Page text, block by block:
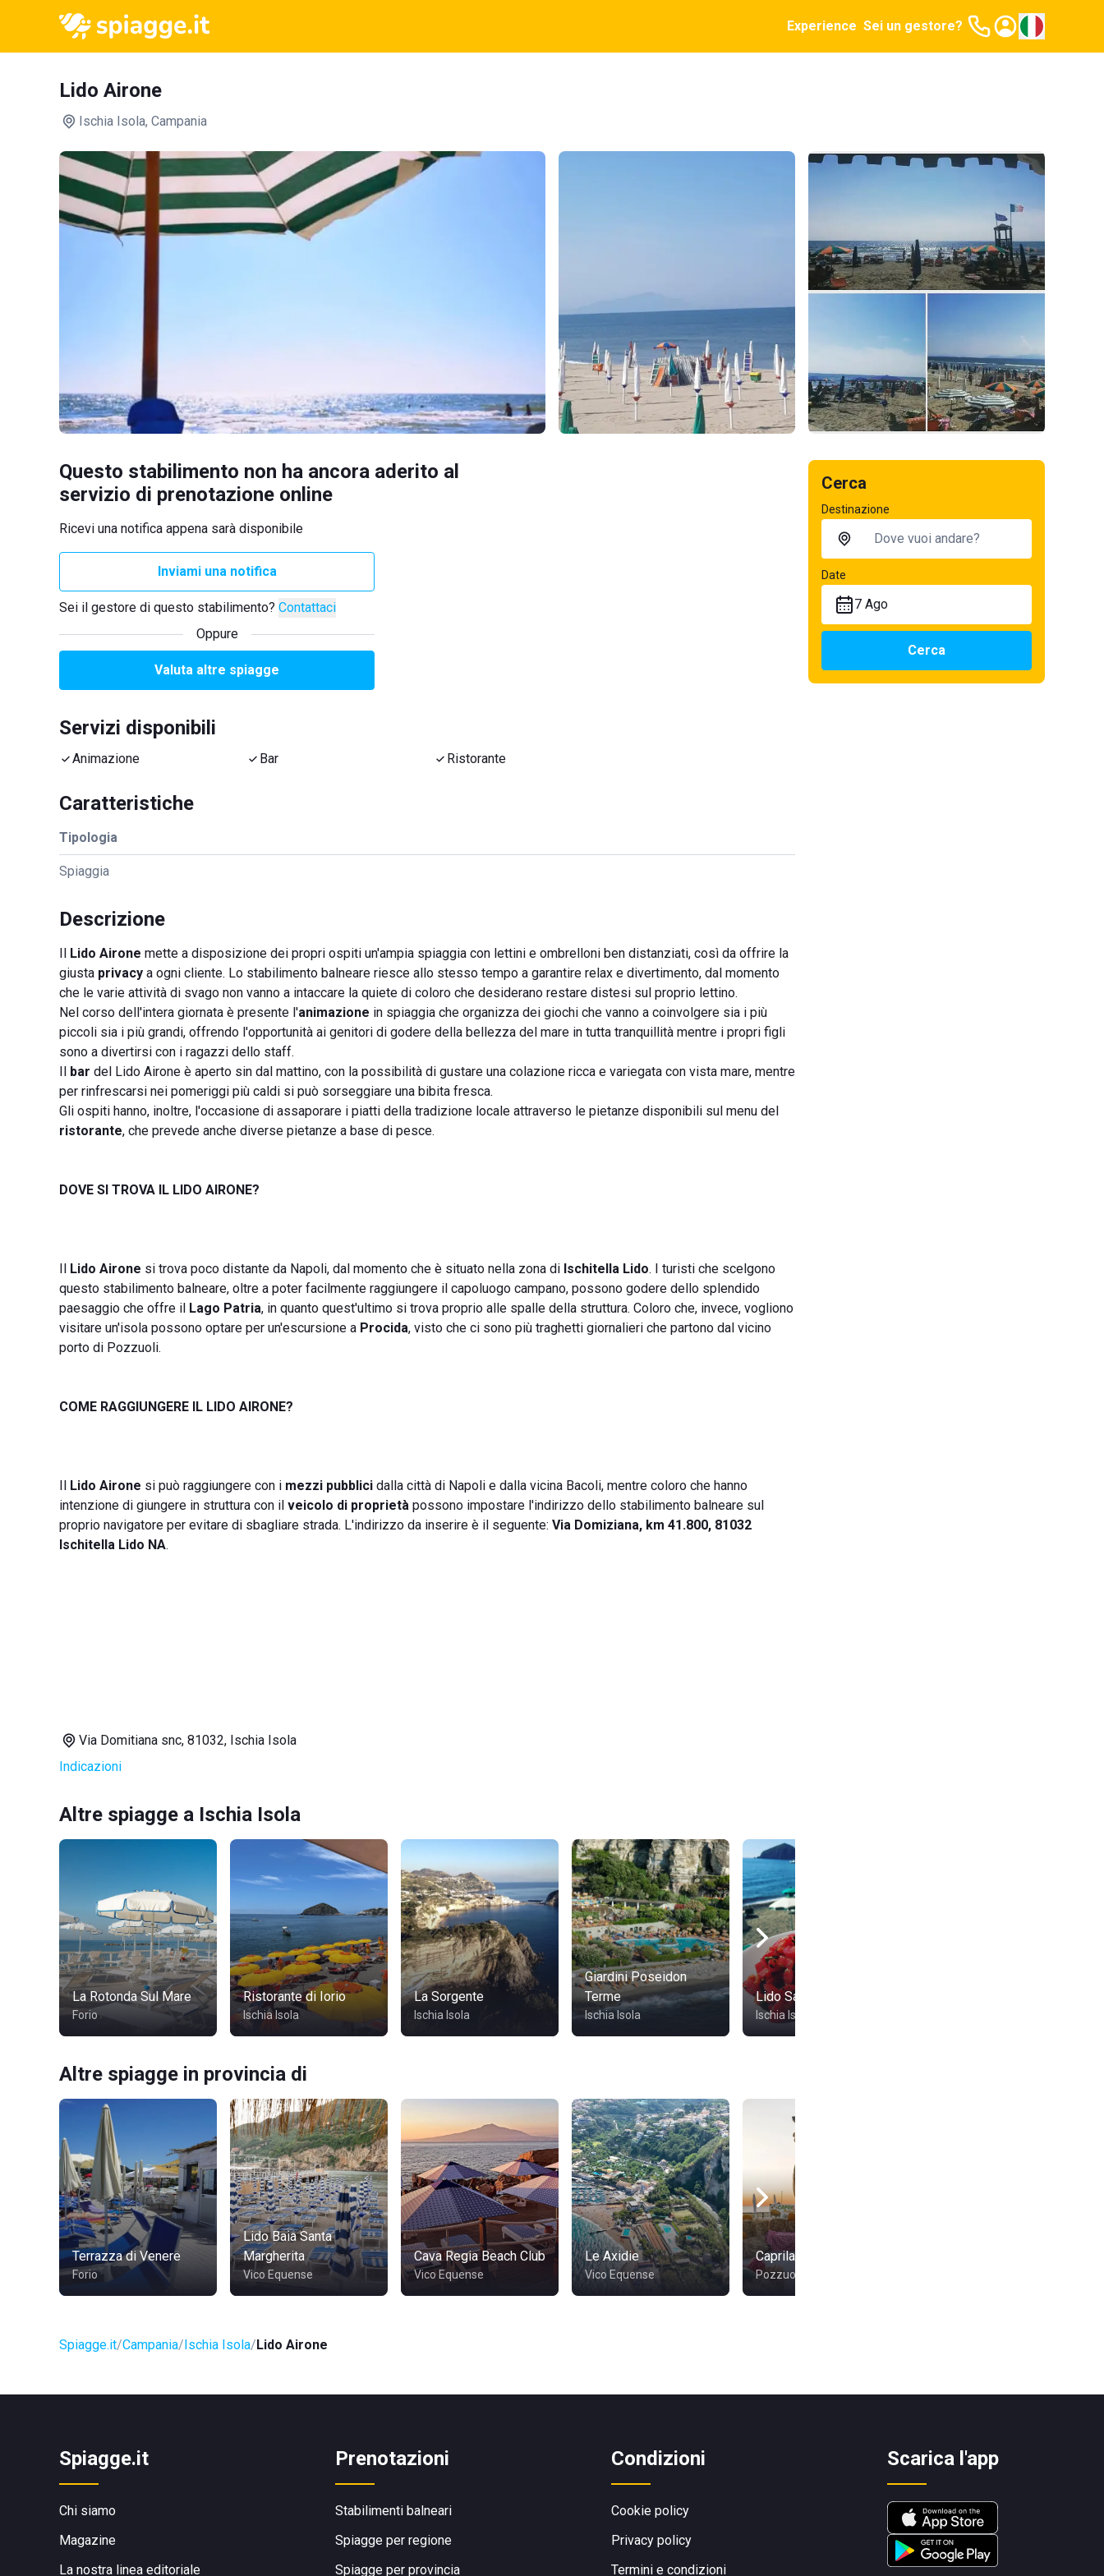
Experience Sei un gestore?
Lido Airone
Ischia Isola, Campania
Questo stabilimento non ha ancora aderito al
servizio di prenotazione online
Ricevi una notifica appena sarà disponibile
Inviami una notifica
Sei il gestore di questo stabilimento? Contattaci
Oppure
Valuta altre spiagge
Servizi disponibili
Animazione Bar Ristorante
Caratteristiche
Tipologia
Spiaggia
Descrizione
Il Lido Airone mette a disposizione dei propri ospiti un'ampia spiaggia con lettini e ombrelloni ben distanziati, così da offrire la
giusta privacy a ogni cliente. Lo stabilimento balneare riesce allo stesso tempo a garantire relax e divertimento, dal momento
che le varie attività di svago non vanno a intaccare la quiete di coloro che desiderano restare distesi sul proprio lettino.
Nel corso dell'intera giornata è presente l'animazione in spiaggia che organizza dei giochi che vanno a coinvolgere sia i più
piccoli sia i più grandi, offrendo l'opportunità ai genitori di godere della bellezza del mare in tutta tranquillità mentre i propri figli
sono a divertirsi con i ragazzi dello staff.
Il bar del Lido Airone è aperto sin dal mattino, con la possibilità di gustare una colazione ricca e variegata con vista mare, mentre
per rinfrescarsi nei pomeriggi più caldi si può sorseggiare una bibita fresca.
Gli ospiti hanno, inoltre, l'occasione di assaporare i piatti della tradizione locale attraverso le pietanze disponibili sul menu del
ristorante, che prevede anche diverse pietanze a base di pesce.
DOVE SI TROVA IL LIDO AIRONE?
Il Lido Airone si trova poco distante da Napoli, dal momento che è situato nella zona di Ischitella Lido. I turisti che scelgono
questo stabilimento balneare, oltre a poter facilmente raggiungere il capoluogo campano, possono godere dello splendido
paesaggio che offre il Lago Patria, in quanto quest'ultimo si trova proprio alle spalle della struttura. Coloro che, invece, vogliono
visitare un'isola possono optare per un'escursione a Procida, visto che ci sono più traghetti giornalieri che partono dal vicino
porto di Pozzuoli.
COME RAGGIUNGERE IL LIDO AIRONE?
Il Lido Airone si può raggiungere con i mezzi pubblici dalla città di Napoli e dalla vicina Bacoli, mentre coloro che hanno
intenzione di giungere in struttura con il veicolo di proprietà possono impostare l'indirizzo dello stabilimento balneare sul
proprio navigatore per evitare di sbagliare strada. L'indirizzo da inserire è il seguente: Via Domiziana, km 41.800, 81032
Ischitella Lido NA.
Via Domitiana snc, 81032, Ischia Isola
Indicazioni
Altre spiagge a Ischia Isola
La Rotonda Sul Mare
Forio
Ristorante di Iorio
Ischia Isola
La Sorgente
Ischia Isola
Giardini Poseidon
Terme
Ischia Isola
Lido Sammy
Ischia Isola
Altre spiagge in provincia di
Terrazza di Venere
Forio
Lido Baia Santa
Margherita
Vico Equense
Cava Regia Beach Club
Vico Equense
Le Axidie
Vico Equense
Capriland
Pozzuoli
Spiagge.it Campania Ischia Isola Lido Airone
Cerca
Destinazione
Date
7 Ago
Cerca
Spiagge.it
Chi siamo
Magazine
La nostra linea editoriale
Prenotazioni
Stabilimenti balneari
Spiagge per regione
Spiagge per provincia
Condizioni
Cookie policy
Privacy policy
Termini e condizioni
Scarica l'app